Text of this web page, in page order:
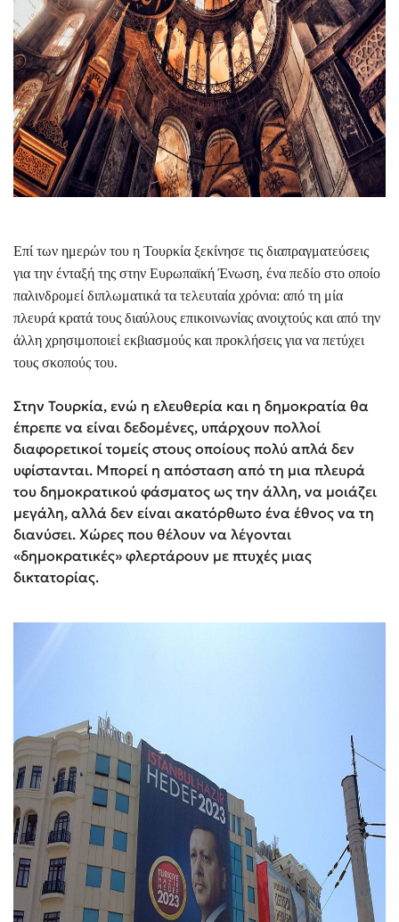
Επί των ημερών του η Τουρκία ξεκίνησε τις διαπραγματεύσεις
για την ένταξή της στην Ευρωπαϊκή Ένωση, ένα πεδίο στο οποίο
παλινδρομεί διπλωματικά τα τελευταία χρόνια: από τη μία
πλευρά κρατά τους διαύλους επικοινωνίας ανοιχτούς και από την
άλλη χρησιμοποιεί εκβιασμούς και προκλήσεις για να πετύχει
τους σκοπούς του.
Στην Τουρκία, ενώ η ελευθερία και η δημοκρατία θα
έπρεπε να είναι δεδομένες, υπάρχουν πολλοί
διαφορετικοί τομείς στους οποίους πολύ απλά δεν
υφίστανται. Μπορεί η απόσταση από τη μια πλευρά
του δημοκρατικού φάσματος ως την άλλη, να μοιάζει
μεγάλη, αλλά δεν είναι ακατόρθωτο ένα έθνος να τη
διανύσει. Χώρες που θέλουν να λέγονται
«δημοκρατικές» φλερτάρουν με πτυχές μιας
δικτατορίας.